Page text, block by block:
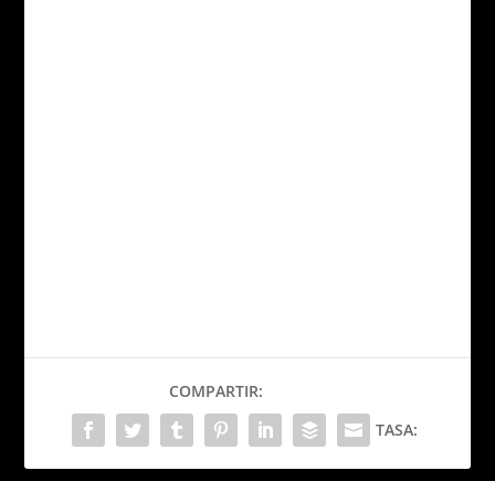
COMPARTIR:
TASA: